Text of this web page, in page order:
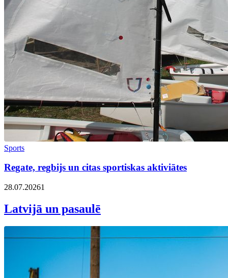
Sports
Regate, regbijs un citas sportiskas aktiviātes
28.07.20261
Latvijā un pasaulē